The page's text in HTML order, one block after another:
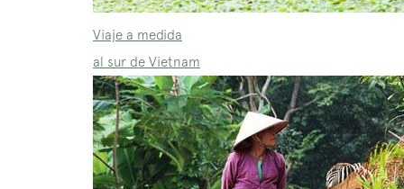
Viaje a medida
al sur de Vietnam